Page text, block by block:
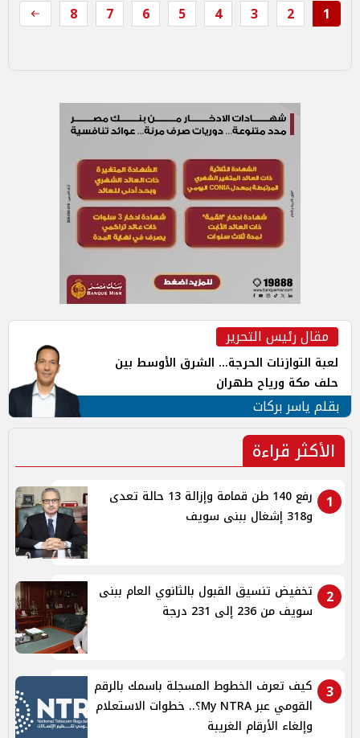
1
2
3
4
5
6
7
8
مقال رئيس التحرير
لعبة التوازنات الحرجة... الشرق الأوسط بين
حلف مكة ورياح طهران
بقلم ياسر بركات
الأكثر قراءة
1
رفع 140 طن قمامة وإزالة 13 حالة تعدى
و318 إشغال ببنى سويف
2
تخفيض تنسيق القبول بالثانوي العام ببنى
سويف من 236 إلى 231 درجة
3
كيف تعرف الخطوط المسجلة باسمك بالرقم
القومي عبر My NTRA؟.. خطوات الاستعلام
وإلغاء الأرقام الغريبة